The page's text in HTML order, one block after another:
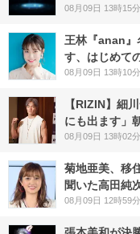
08月09日 13時15分
王林『anan』
す、はじめて
08月09日 13時10分
【RIZIN】細
にも出ます」
08月09日 13時02分
菊地亜美、移
聞いた高田純
08月09日 12時59分